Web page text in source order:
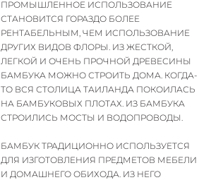
ПРОМЫШЛЕННОЕ ИСПОЛЬЗОВАНИЕ
СТАНОВИТСЯ ГОРАЗДО БОЛЕЕ
РЕНТАБЕЛЬНЫМ, ЧЕМ ИСПОЛЬЗОВАНИЕ
ДРУГИХ ВИДОВ ФЛОРЫ. ИЗ ЖЕСТКОЙ,
ЛЕГКОЙ И ОЧЕНЬ ПРОЧНОЙ ДРЕВЕСИНЫ
БАМБУКА МОЖНО СТРОИТЬ ДОМА. КОГДА-
ТО ВСЯ СТОЛИЦА ТАИЛАНДА ПОКОИЛАСЬ
НА БАМБУКОВЫХ ПЛОТАХ. ИЗ БАМБУКА
СТРОИЛИСЬ МОСТЫ И ВОДОПРОВОДЫ.
БАМБУК ТРАДИЦИОННО ИСПОЛЬЗУЕТСЯ
ДЛЯ ИЗГОТОВЛЕНИЯ ПРЕДМЕТОВ МЕБЕЛИ
И ДОМАШНЕГО ОБИХОДА. ИЗ НЕГО